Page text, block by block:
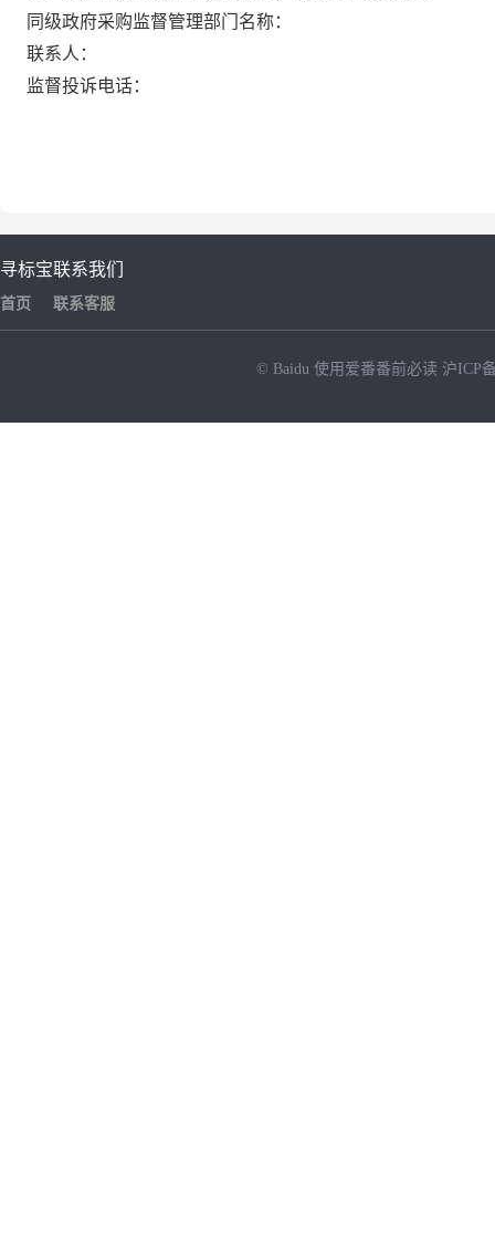
同级政府采购监督管理部门名称：
联系人：
监督投诉电话：
寻标宝
首页
联系我们
联系客服
© Baidu 使用爱番番前必读 沪ICP